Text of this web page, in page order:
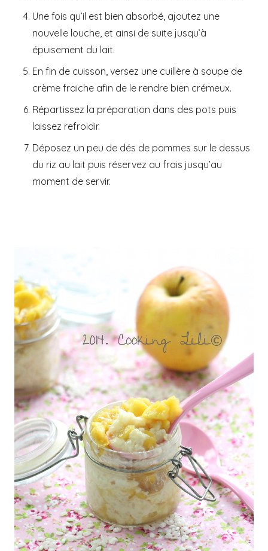
Une fois qu’il est bien absorbé, ajoutez une
nouvelle louche, et ainsi de suite jusqu’à
épuisement du lait.
En fin de cuisson, versez une cuillère à soupe de
crème fraiche afin de le rendre bien crémeux.
Répartissez la préparation dans des pots puis
laissez refroidir.
Déposez un peu de dés de pommes sur le dessus
du riz au lait puis réservez au frais jusqu’au
moment de servir.